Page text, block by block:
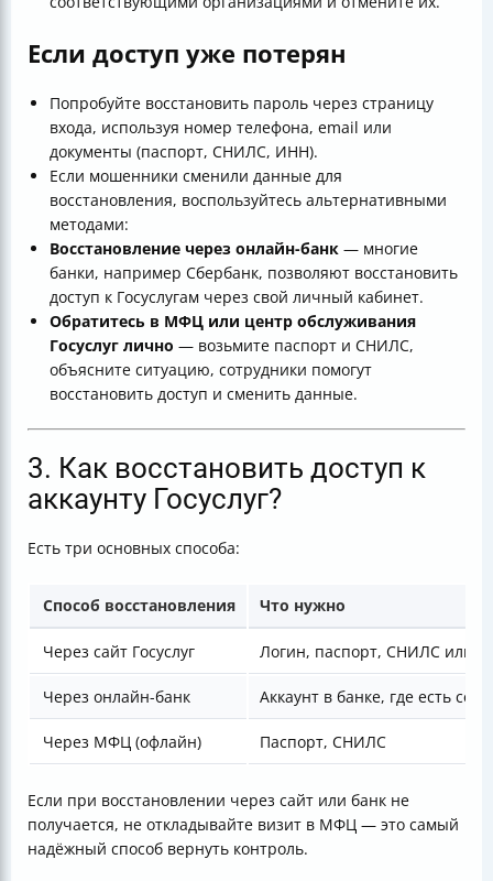
Если доступ уже потерян
Попробуйте восстановить пароль через страницу
входа, используя номер телефона, email или
документы (паспорт, СНИЛС, ИНН).
Если мошенники сменили данные для
восстановления, воспользуйтесь альтернативными
методами:
Восстановление через онлайн-банк — многие
банки, например Сбербанк, позволяют восстановить
доступ к Госуслугам через свой личный кабинет.
Обратитесь в МФЦ или центр обслуживания
Госуслуг лично — возьмите паспорт и СНИЛС,
объясните ситуацию, сотрудники помогут
восстановить доступ и сменить данные.
3. Как восстановить доступ к
аккаунту Госуслуг?
Есть три основных способа:
Способ восстановления Что нужно
Через сайт Госуслуг Логин, паспорт, СНИЛС или
Через онлайн-банк Аккаунт в банке, где есть
Через МФЦ (офлайн) Паспорт, СНИЛС
Если при восстановлении через сайт или банк не
получается, не откладывайте визит в МФЦ — это самый
надёжный способ вернуть контроль.